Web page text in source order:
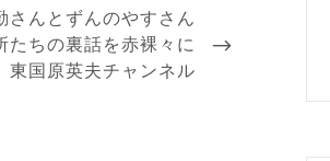
さんとずんのやすさん
たちの裏話を赤裸々に
東国原英夫チャンネル